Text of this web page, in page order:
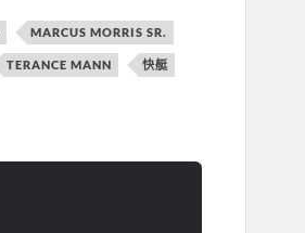
MARCUS MORRIS SR.
TERANCE MANN 快艇